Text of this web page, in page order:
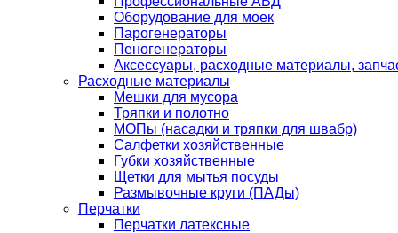
Оборудование для моек
Парогенераторы
Пеногенераторы
Аксессуары, расходные материалы,
Расходные материалы
Мешки для мусора
Тряпки и полотно
МОПы (насадки и тряпки для швабр)
Салфетки хозяйственные
Губки хозяйственные
Щетки для мытья посуды
Размывочные круги (ПАДы)
Перчатки
Перчатки латексные